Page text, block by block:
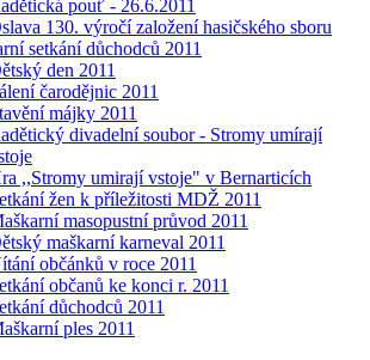
pouť - 26.6.2011
130. výročí založení hasičského sboru
setkání důchodců 2011
den 2011
čarodějnic 2011
májky 2011
divadelní soubor - Stromy umírají
,,Stromy umirají vstoje" v Bernarticích
žen k příležitosti MDŽ 2011
masopustní průvod 2011
maškarní karneval 2011
občánků v roce 2011
občanů ke konci r. 2011
důchodců 2011
ples 2011